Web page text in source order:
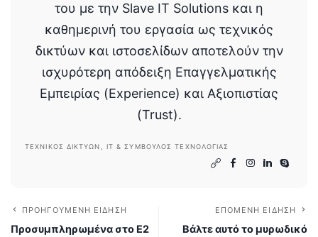
του με την Slave IT Solutions και η
καθημερινή του εργασία ως τεχνικός
δικτύων και ιστοσελίδων αποτελούν την
ισχυρότερη απόδειξη Επαγγελματικής
Εμπειρίας (Experience) και Αξιοπιστίας
(Trust).
ΤΕΧΝΙΚΌΣ ΔΙΚΤΎΩΝ, IT & ΣΎΜΒΟΥΛΟΣ ΤΕΧΝΟΛΟΓΊΑΣ
ΠΡΟΗΓΟΎΜΕΝΗ ΕΊΔΗΣΗ
Προσυμπληρωμένα στο Ε2
ΕΠΌΜΕΝΗ ΕΊΔΗΣΗ
Βάλτε αυτό το μυρωδικό